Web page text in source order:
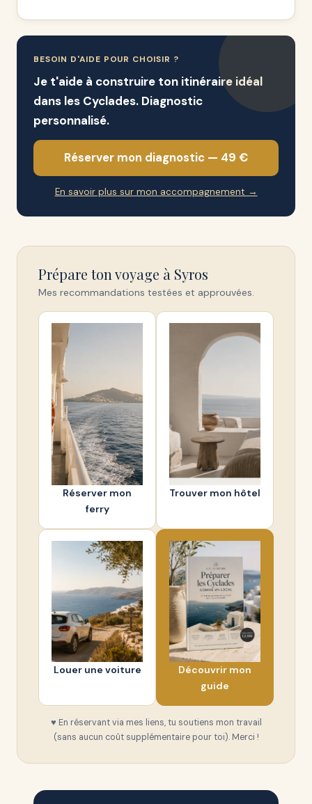
BESOIN D'AIDE POUR CHOISIR ?
Je t'aide à construire ton itinéraire idéal
dans les Cyclades. Diagnostic
personnalisé.
Réserver mon diagnostic — 49 €
En savoir plus sur mon accompagnement →
Prépare ton voyage à Syros
Mes recommandations testées et approuvées.
Réserver mon
ferry
Trouver mon hôtel
Louer une voiture
Découvrir mon
guide
♥ En réservant via mes liens, tu soutiens mon travail
(sans aucun coût supplémentaire pour toi). Merci !